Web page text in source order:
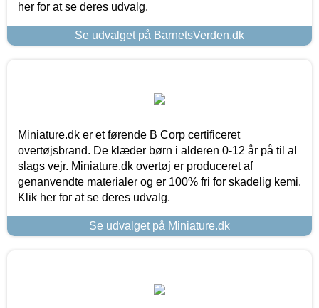
her for at se deres udvalg.
Se udvalget på BarnetsVerden.dk
Miniature.dk er et førende B Corp certificeret
overtøjsbrand. De klæder børn i alderen 0-12 år på til al
slags vejr. Miniature.dk overtøj er produceret af
genanvendte materialer og er 100% fri for skadelig kemi.
Klik her for at se deres udvalg.
Se udvalget på Miniature.dk